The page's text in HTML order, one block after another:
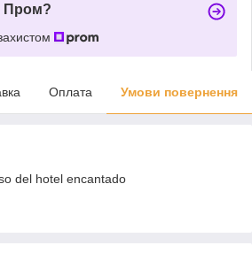
Пром?
Оплата Умови повернення
del hotel encantado